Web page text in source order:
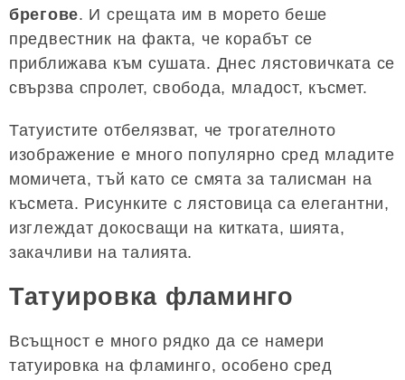
брегове. И срещата им в морето беше
предвестник на факта, че корабът се
приближава към сушата. Днес лястовичката се
свързва спролет, свобода, младост, късмет.
Татуистите отбелязват, че трогателното
изображение е много популярно сред младите
момичета, тъй като се смята за талисман на
късмета. Рисунките с лястовица са елегантни,
изглеждат докосващи на китката, шията,
закачливи на талията.
Татуировка фламинго
Всъщност е много рядко да се намери
татуировка на фламинго, особено сред